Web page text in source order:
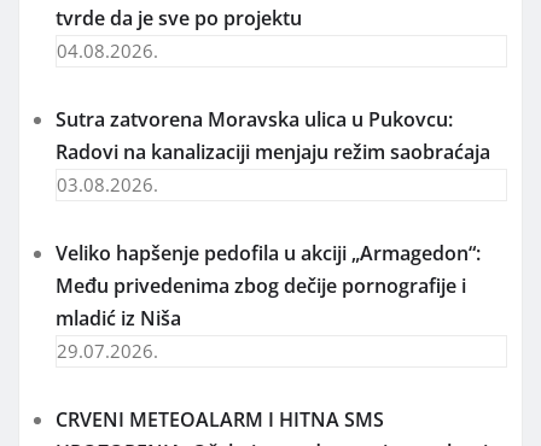
tvrde da je sve po projektu
04.08.2026.
Sutra zatvorena Moravska ulica u Pukovcu:
Radovi na kanalizaciji menjaju režim saobraćaja
03.08.2026.
Veliko hapšenje pedofila u akciji „Armagedon“:
Među privedenima zbog dečije pornografije i
mladić iz Niša
29.07.2026.
CRVENI METEOALARM I HITNA SMS